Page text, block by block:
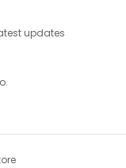
updates